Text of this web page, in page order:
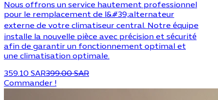
Nous offrons un service hautement professionnel
pour le remplacement de l&#39;alternateur
externe de votre climatiseur central. Notre équipe
installe la nouvelle pièce avec précision et sécurité
afin de garantir un fonctionnement optimal et
une climatisation optimale.
359.10 SAR399.00 SAR
Commander !